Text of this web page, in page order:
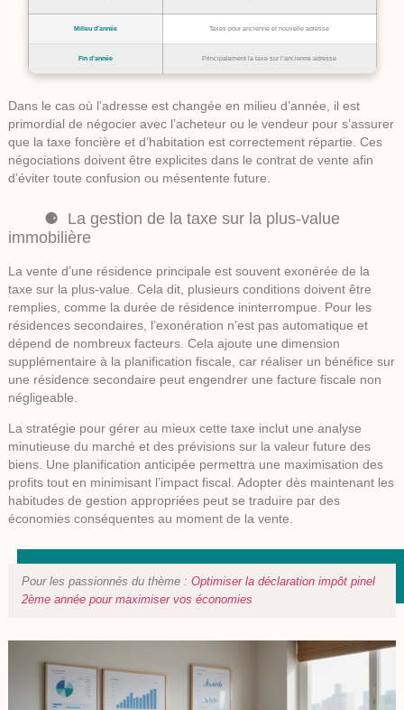
Milieu d’année Taxes pour ancienne et nouvelle adresse
Fin d’année Principalement la taxe sur l’ancienne adresse
Dans le cas où l’adresse est changée en milieu d’année, il est
primordial de négocier avec l’acheteur ou le vendeur pour s’assurer
que la taxe foncière et d’habitation est correctement répartie. Ces
négociations doivent être explicites dans le contrat de vente afin
d’éviter toute confusion ou mésentente future.
La gestion de la taxe sur la plus-value
immobilière
La vente d’une résidence principale est souvent exonérée de la
taxe sur la plus-value. Cela dit, plusieurs conditions doivent être
remplies, comme la durée de résidence ininterrompue. Pour les
résidences secondaires, l’exonération n’est pas automatique et
dépend de nombreux facteurs. Cela ajoute une dimension
supplémentaire à la planification fiscale, car réaliser un bénéfice sur
une résidence secondaire peut engendrer une facture fiscale non
négligeable.
La stratégie pour gérer au mieux cette taxe inclut une analyse
minutieuse du marché et des prévisions sur la valeur future des
biens. Une planification anticipée permettra une maximisation des
profits tout en minimisant l’impact fiscal. Adopter dès maintenant les
habitudes de gestion appropriées peut se traduire par des
économies conséquentes au moment de la vente.
Pour les passionnés du thème : Optimiser la déclaration impôt pinel
2ème année pour maximiser vos économies